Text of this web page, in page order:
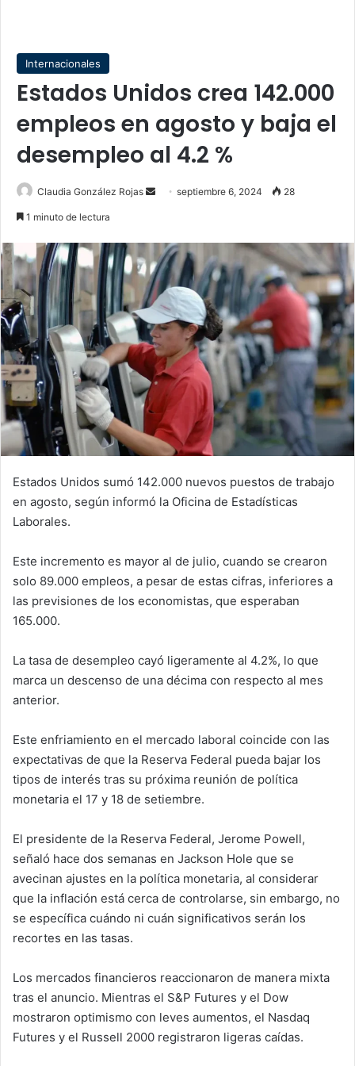
Internacionales
Estados Unidos crea 142.000
empleos en agosto y baja el
desempleo al 4.2 %
Claudia González Rojas
Sendseptiembre 6, 2024 28
1 minuto de lectura
Estados Unidos sumó 142.000 nuevos puestos de trabajo
en agosto, según informó la Oficina de Estadísticas
Laborales.
Este incremento es mayor al de julio, cuando se crearon
solo 89.000 empleos, a pesar de estas cifras, inferiores a
las previsiones de los economistas, que esperaban
165.000.
La tasa de desempleo cayó ligeramente al 4.2%, lo que
marca un descenso de una décima con respecto al mes
anterior.
Este enfriamiento en el mercado laboral coincide con las
expectativas de que la Reserva Federal pueda bajar los
tipos de interés tras su próxima reunión de política
monetaria el 17 y 18 de setiembre.
El presidente de la Reserva Federal, Jerome Powell,
señaló hace dos semanas en Jackson Hole que se
avecinan ajustes en la política monetaria, al considerar
que la inflación está cerca de controlarse, sin embargo, no
se específica cuándo ni cuán significativos serán los
recortes en las tasas.
Los mercados financieros reaccionaron de manera mixta
tras el anuncio. Mientras el S&P Futures y el Dow
mostraron optimismo con leves aumentos, el Nasdaq
Futures y el Russell 2000 registraron ligeras caídas.